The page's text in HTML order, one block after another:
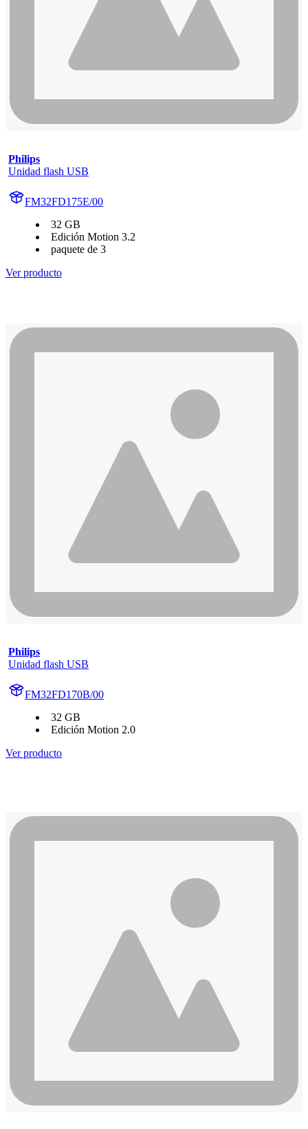
Philips
Unidad flash USB
FM32FD175E/00
32 GB
Edición Motion 3.2
paquete de 3
Ver producto
Philips
Unidad flash USB
FM32FD170B/00
32 GB
Edición Motion 2.0
Ver producto